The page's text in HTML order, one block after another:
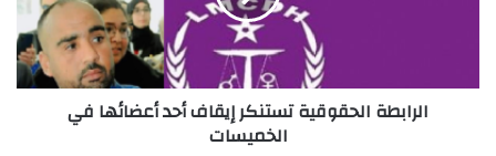
الرابطة الحقوقية تستنكر إيقاف أحد أعضائها في
الخميسات